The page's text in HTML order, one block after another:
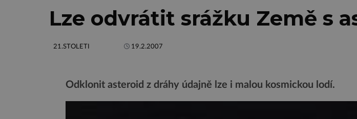
Lze odvrátit srážku Země s
21.STOLETI 19.2.2007
Odklonit asteroid z dráhy údajně lze i malou kosmickou lodí.